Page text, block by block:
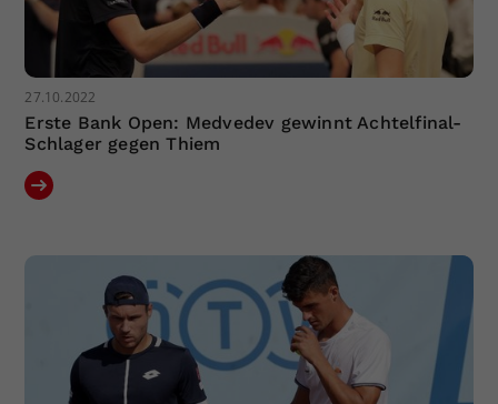
27.10.2022
Erste Bank Open: Medvedev gewinnt Achtelfinal-
Schlager gegen Thiem